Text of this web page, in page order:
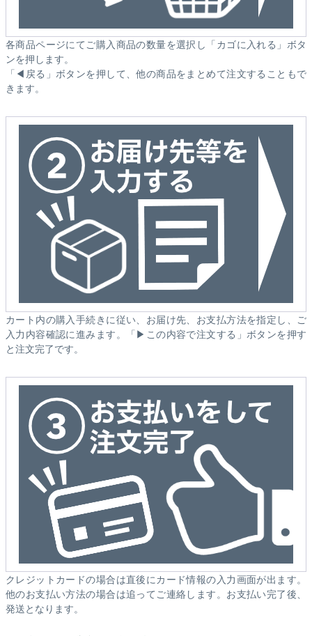
各商品ページにてご購入商品の数量を選択し「カゴに入れる」ボタ
ンを押します。
「◀戻る」ボタンを押して、他の商品をまとめて注文することもで
きます。
カート内の購入手続きに従い、お届け先、お支払方法を指定し、ご
入力内容確認に進みます。「▶この内容で注文する」ボタンを押す
と注文完了です。
クレジットカードの場合は直後にカード情報の入力画面が出ます。
他のお支払い方法の場合は追ってご連絡します。お支払い完了後、
発送となります。